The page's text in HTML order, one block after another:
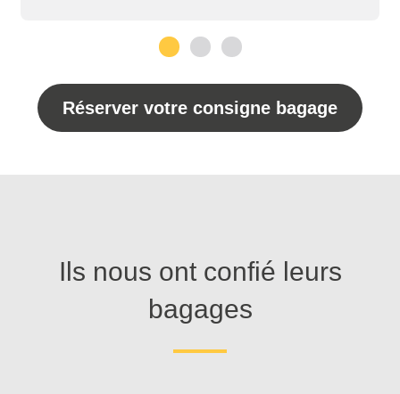
Réserver votre consigne bagage
Ils nous ont confié leurs
bagages